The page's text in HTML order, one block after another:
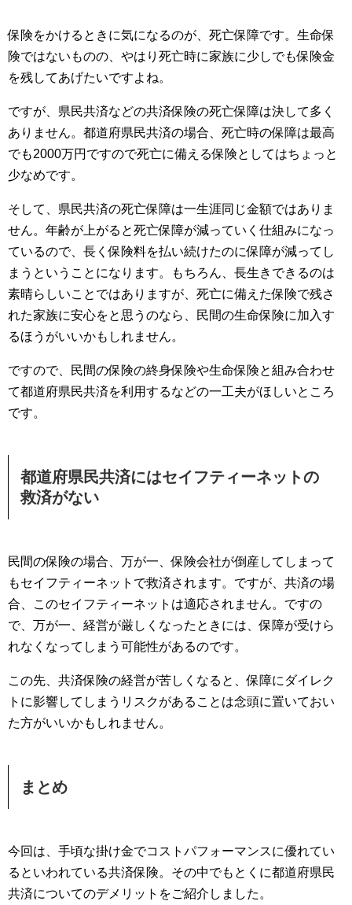
保険をかけるときに気になるのが、死亡保障です。生命保
険ではないものの、やはり死亡時に家族に少しでも保険金
を残してあげたいですよね。
ですが、県民共済などの共済保険の死亡保障は決して多く
ありません。都道府県民共済の場合、死亡時の保障は最高
でも2000万円ですので死亡に備える保険としてはちょっと
少なめです。
そして、県民共済の死亡保障は一生涯同じ金額ではありま
せん。年齢が上がると死亡保障が減っていく仕組みになっ
ているので、長く保険料を払い続けたのに保障が減ってし
まうということになります。もちろん、長生きできるのは
素晴らしいことではありますが、死亡に備えた保険で残さ
れた家族に安心をと思うのなら、民間の生命保険に加入す
るほうがいいかもしれません。
ですので、民間の保険の終身保険や生命保険と組み合わせ
て都道府県民共済を利用するなどの一工夫がほしいところ
です。
都道府県民共済にはセイフティーネットの
救済がない
民間の保険の場合、万が一、保険会社が倒産してしまって
もセイフティーネットで救済されます。ですが、共済の場
合、このセイフティーネットは適応されません。ですの
で、万が一、経営が厳しくなったときには、保障が受けら
れなくなってしまう可能性があるのです。
この先、共済保険の経営が苦しくなると、保障にダイレク
トに影響してしまうリスクがあることは念頭に置いておい
た方がいいかもしれません。
まとめ
今回は、手頃な掛け金でコストパフォーマンスに優れてい
るといわれている共済保険。その中でもとくに都道府県民
共済についてのデメリットをご紹介しました。